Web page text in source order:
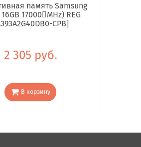
память Samsung
17000񢋕MHz) REG
CPB]
2 305 руб.
В корзину